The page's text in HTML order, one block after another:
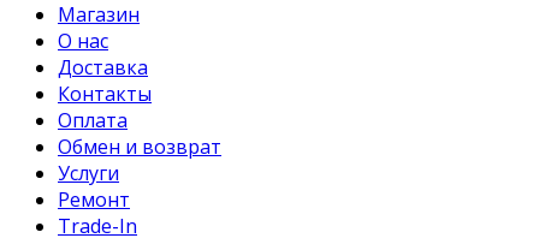
Магазин
О нас
Доставка
Контакты
Оплата
Обмен и возврат
Услуги
Ремонт
Trade-In